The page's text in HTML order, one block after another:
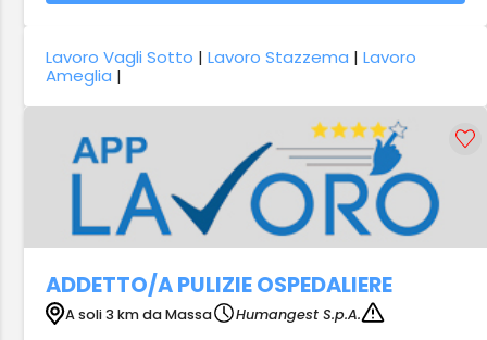
Lavoro Vagli Sotto |Lavoro Stazzema |Lavoro
Ameglia |
ADDETTO/A PULIZIE OSPEDALIERE
A soli 3 km da Massa
Humangest S.p.A.